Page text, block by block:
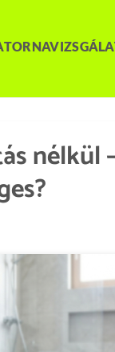
nélkül